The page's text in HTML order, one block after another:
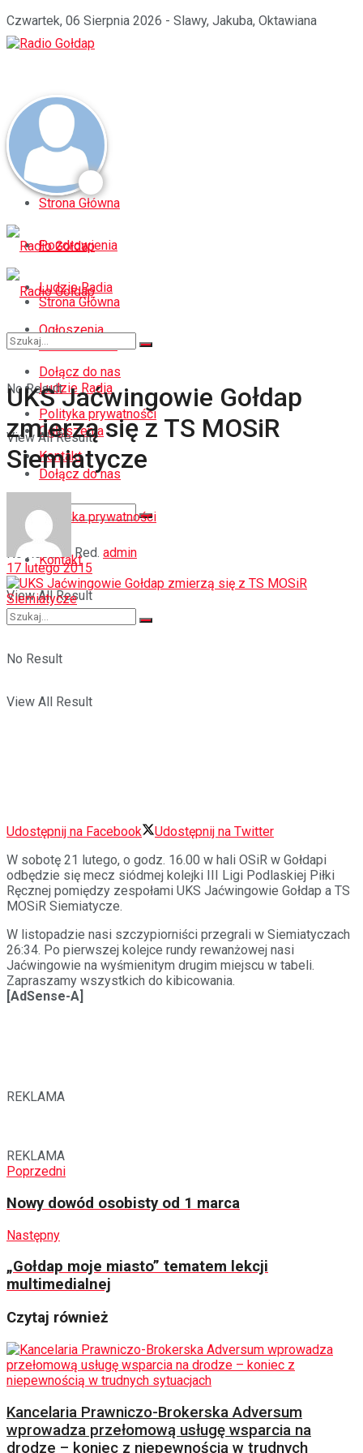
Czwartek, 06 Sierpnia 2026 - Slawy, Jakuba, Oktawiana
Strona Główna
Pozdrowienia
Ludzie Radia
Ogłoszenia
Dołącz do nas
Polityka prywatności
Kontakt
No Result
View All Result
Strona Główna
Pozdrowienia
Ludzie Radia
Ogłoszenia
Dołącz do nas
Polityka prywatności
Kontakt
No Result
View All Result
No Result
View All Result
UKS Jaćwingowie Gołdap
zmierzą się z TS MOSiR
Siemiatycze
Red. admin
17 lutego 2015
Udostępnij na Facebook
Udostępnij na Twitter
W sobotę 21 lutego, o godz. 16.00 w hali OSiR w Gołdapi
odbędzie się mecz siódmej kolejki III Ligi Podlaskiej Piłki
Ręcznej pomiędzy zespołami UKS Jaćwingowie Gołdap a TS
MOSiR Siemiatycze.
W listopadzie nasi szczypiorniści przegrali w Siemiatyczach
26:34. Po pierwszej kolejce rundy rewanżowej nasi
Jaćwingowie na wyśmienitym drugim miejscu w tabeli.
Zapraszamy wszystkich do kibicowania.
[AdSense-A]
REKLAMA
REKLAMA
Poprzedni
Nowy dowód osobisty od 1 marca
Następny
„Gołdap moje miasto” tematem lekcji
multimedialnej
Czytaj również
Kancelaria Prawniczo-Brokerska Adversum
wprowadza przełomową usługę wsparcia na
drodze – koniec z niepewnością w trudnych